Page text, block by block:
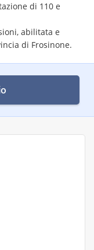
di 110 e
abilitata e
di Frosinone.